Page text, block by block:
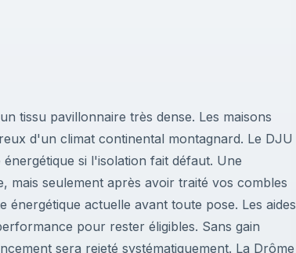
tissu pavillonnaire très dense. Les maisons
d'un climat continental montagnard. Le DJU
si l'isolation fait défaut. Une
mais seulement après avoir traité vos combles
actuelle avant toute pose. Les aides
pour rester éligibles. Sans gain
sera rejeté systématiquement. La Drôme